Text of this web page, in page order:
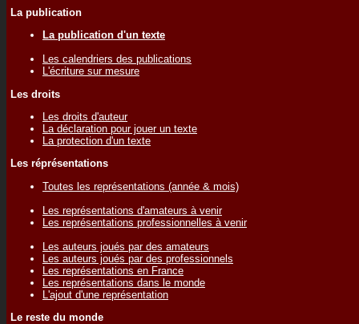
La publication
La publication d'un texte
Les calendriers des publications
L'écriture sur mesure
Les droits
Les droits d'auteur
La déclaration pour jouer un texte
La protection d'un texte
Les réprésentations
Toutes les représentations (année & mois)
Les représentations d'amateurs à venir
Les représentations professionnelles à venir
Les auteurs joués par des amateurs
Les auteurs joués par des professionnels
Les représentations en France
Les représentations dans le monde
L'ajout d'une représentation
Le reste du monde